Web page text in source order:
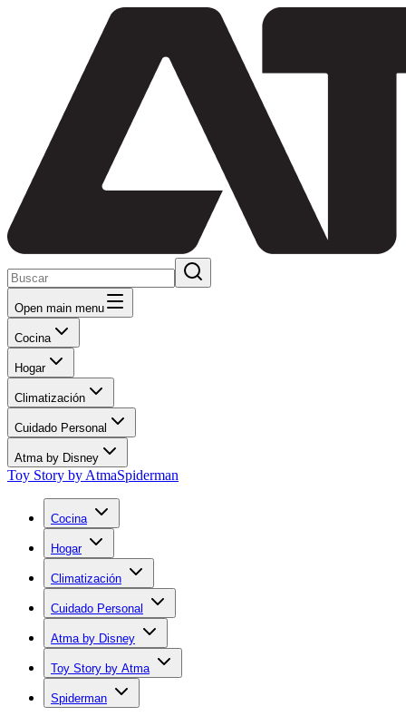
Open main menu
Cocina
Hogar
Climatización
Cuidado Personal
Atma by Disney
Toy Story by AtmaSpiderman
Cocina
Hogar
Climatización
Cuidado Personal
Atma by Disney
Toy Story by Atma
Spiderman